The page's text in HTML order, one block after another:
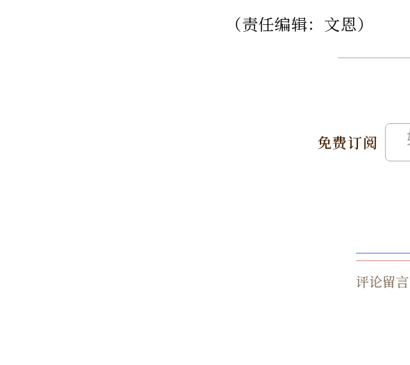
（责任编辑：文恩）
免费订阅
评论留言